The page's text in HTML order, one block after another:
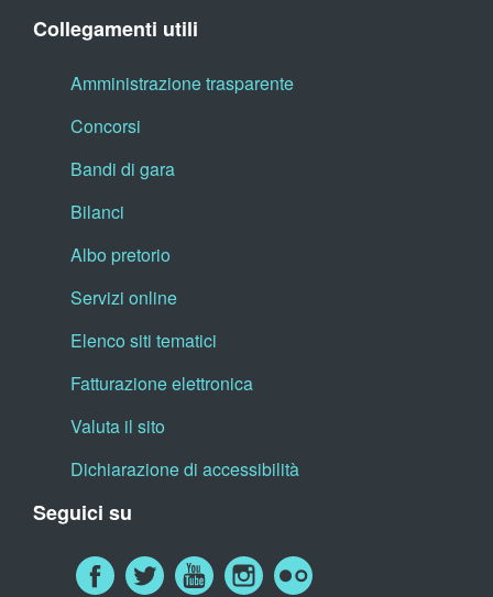
Collegamenti utili
Amministrazione trasparente
Concorsi
Bandi di gara
Bilanci
Albo pretorio
Servizi online
Elenco siti tematici
Fatturazione elettronica
Valuta il sito
Dichiarazione di accessibilità
Seguici su